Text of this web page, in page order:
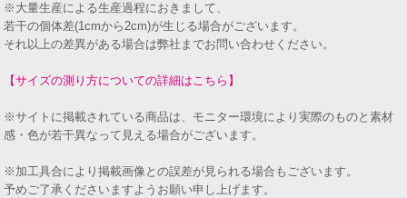
※大量生産による生産過程におきまして、
若干の個体差(1cmから2cm)が生じる場合がございます。
それ以上の差異がある場合は弊社までお問い合わせください。
【サイズの測り方についての詳細はこちら】
※サイトに掲載されている商品は、モニター環境により実際のものと素材
感・色が若干異なって見える場合がございます。
※加工具合により掲載画像との誤差が見られる場合もございます。
予めご了承くださいますようお願い申し上げます。